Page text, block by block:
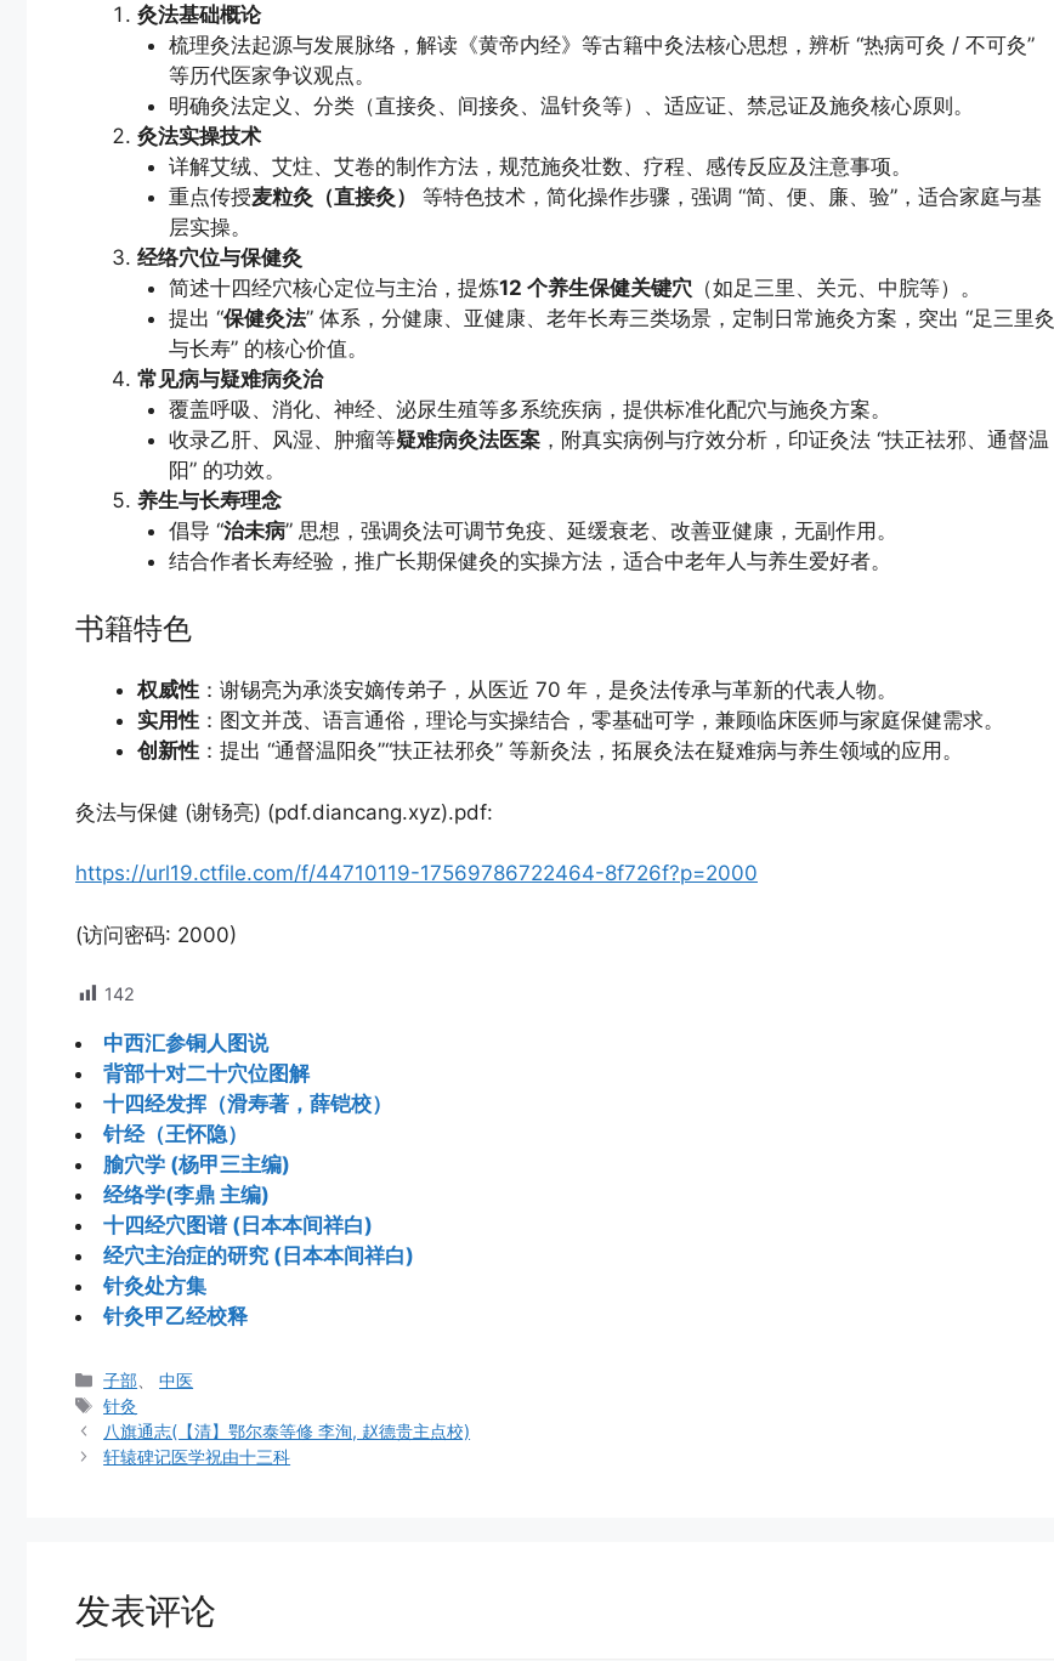
灸法基础概论
梳理灸法起源与发展脉络，解读《黄帝内经》等古籍中灸法核心思想，辨析 “热病可灸 / 不可灸”
等历代医家争议观点。
明确灸法定义、分类（直接灸、间接灸、温针灸等）、适应证、禁忌证及施灸核心原则。
灸法实操技术
详解艾绒、艾炷、艾卷的制作方法，规范施灸壮数、疗程、感传反应及注意事项。
重点传授麦粒灸（直接灸）
等特色技术，简化操作步骤，强调 “简、便、廉、验”，适合家庭与基
层实操。
经络穴位与保健灸
简述十四经穴核心定位与主治，提炼12 个养生保健关键穴 （如足三里、关元、中脘等）。
提出 “保健灸法” 体系，分健康、亚健康、老年长寿三类场景，定制日常施灸方案，突出 “足三里灸
与长寿” 的核心价值。
常见病与疑难病灸治
覆盖呼吸、消化、神经、泌尿生殖等多系统疾病，提供标准化配穴与施灸方案。
收录乙肝、风湿、肿瘤等疑难病灸法医案，附真实病例与疗效分析，印证灸法 “扶正祛邪、通督温
阳” 的功效。
养生与长寿理念
倡导 “治未病” 思想，强调灸法可调节免疫、延缓衰老、改善亚健康，无副作用。
结合作者长寿经验，推广长期保健灸的实操方法，适合中老年人与养生爱好者。
书籍特色
权威性 ：谢锡亮为承淡安嫡传弟子，从医近 70 年，是灸法传承与革新的代表人物。
实用性 ：图文并茂、语言通俗，理论与实操结合，零基础可学，兼顾临床医师与家庭保健需求。
创新性 ：提出 “通督温阳灸”“扶正祛邪灸” 等新灸法，拓展灸法在疑难病与养生领域的应用。
灸法与保健 (谢钖亮) (pdf.diancang.xyz).pdf:
https://url19.ctfile.com/f/44710119-17569786722464-8f726f?p=2000
(访问密码: 2000)
142
中西汇参铜人图说
背部十对二十穴位图解
十四经发挥（滑寿著，薛铠校）
针经（王怀隐）
腧穴学 (杨甲三主编)
经络学(李鼎 主编)
十四经穴图谱 (日本本间祥白)
经穴主治症的研究 (日本本间祥白)
针灸处方集
针灸甲乙经校释
分
类
子部 、中医
标
签
针灸
八旗通志(【清】鄂尔泰等修 李洵, 赵德贵主点校)
轩辕碑记医学祝由十三科
发表评论